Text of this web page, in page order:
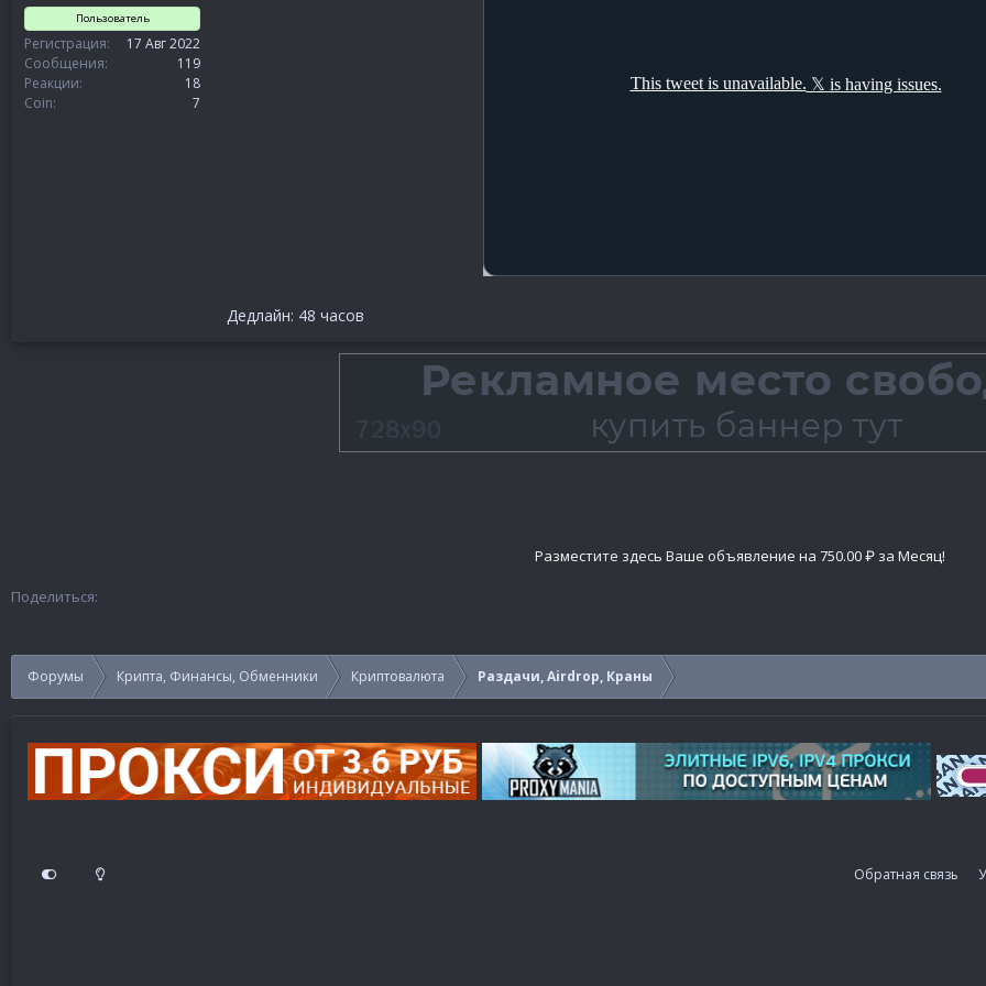
Пользователь
Регистрация
17 Авг 2022
Сообщения
119
Реакции
18
Coin
7
Дедлайн: 48 часов
Разместите здесь Ваше объявление на 750.00 ₽ за Месяц!
Поделиться:
Форумы Крипта, Финансы, Обменники Криптовалюта Раздачи, Airdrop, Краны
Обратная связь